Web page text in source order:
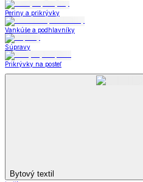
Periny a prikrývky
Vankúše a podhlavníky
Súpravy
Prikrývky na posteľ
Bytový textil